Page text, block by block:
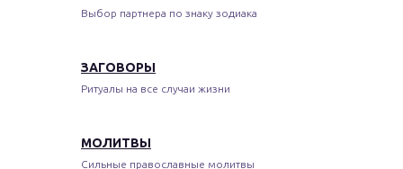
Выбор партнера по знаку зодиака
ЗАГОВОРЫ
Ритуалы на все случаи жизни
МОЛИТВЫ
Сильные православные молитвы